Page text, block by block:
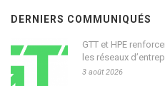
DERNIERS COMMUNIQUÉS
GTT et HPE
les réseaux
3 août 2026